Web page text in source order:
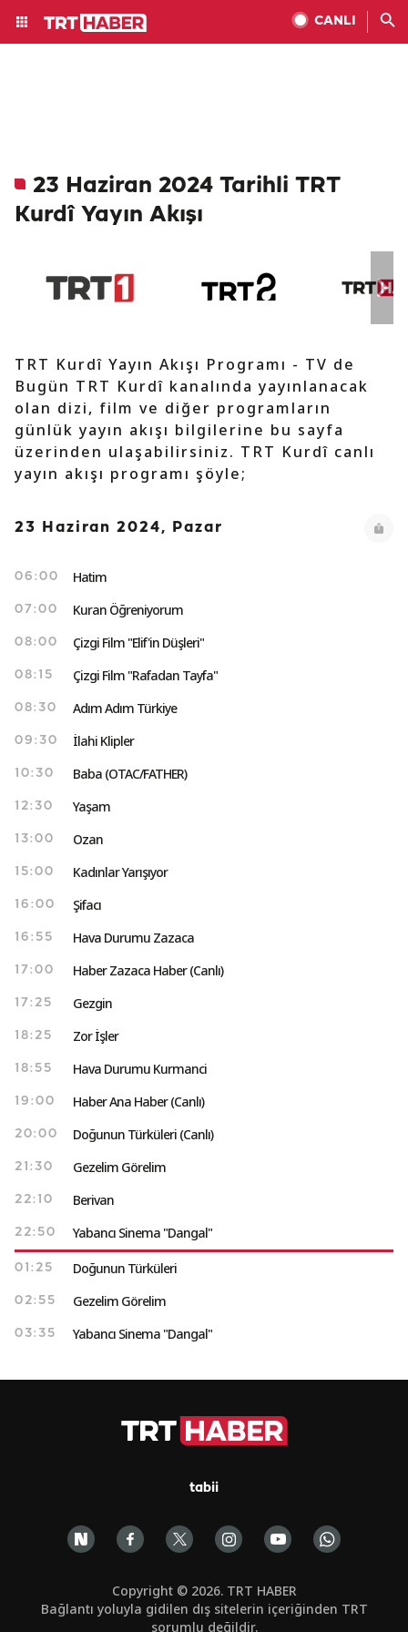
CANLI
23 Haziran 2024 Tarihli TRT
Kurdî Yayın Akışı
TRT Kurdî Yayın Akışı Programı - TV de
Bugün TRT Kurdî kanalında yayınlanacak
olan dizi, film ve diğer programların
günlük yayın akışı bilgilerine bu sayfa
üzerinden ulaşabilirsiniz. TRT Kurdî canlı
yayın akışı programı şöyle;
23 Haziran 2024, Pazar
06:00 Hatim
07:00 Kuran Öğreniyorum
08:00 Çizgi Film "Elif'in Düşleri"
08:15 Çizgi Film "Rafadan Tayfa"
08:30 Adım Adım Türkiye
09:30 İlahi Klipler
10:30 Baba (OTAC/FATHER)
12:30 Yaşam
13:00 Ozan
15:00 Kadınlar Yarışıyor
16:00 Şifacı
16:55 Hava Durumu Zazaca
17:00 Haber Zazaca Haber (Canlı)
17:25 Gezgin
18:25 Zor İşler
18:55 Hava Durumu Kurmanci
19:00 Haber Ana Haber (Canlı)
20:00 Doğunun Türküleri (Canlı)
21:30 Gezelim Görelim
22:10 Berivan
22:50 Yabancı Sinema "Dangal"
01:25 Doğunun Türküleri
02:55 Gezelim Görelim
03:35 Yabancı Sinema "Dangal"
tabii
Copyright © 2026. TRT HABER
Bağlantı yoluyla gidilen dış sitelerin içeriğinden TRT
sorumlu değildir.